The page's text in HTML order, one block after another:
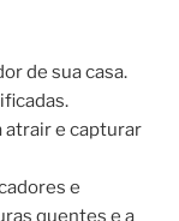
de sua casa.
atrair e capturar
e
quentes e a